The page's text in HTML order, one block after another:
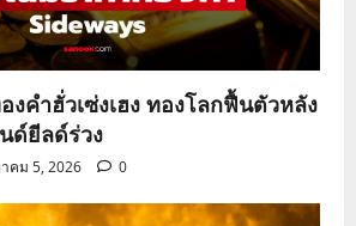
คำฮั่วเซ่งเฮง ทองโลกฟื้นตัวหลัง
ด์ยีลด์ร่วง
คม 5, 2026 0